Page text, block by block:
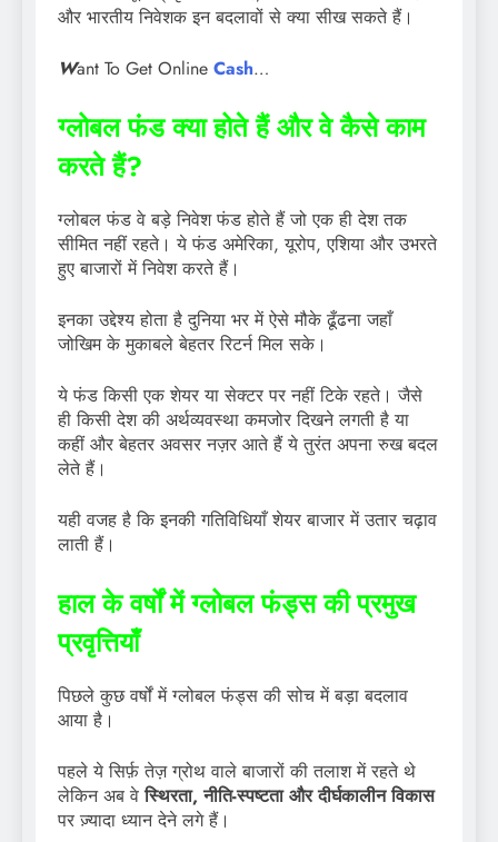
और भारतीय निवेशक इन बदलावों से क्या सीख सकते हैं।
Want To Get Online Cash…
ग्लोबल फंड क्या होते हैं और वे कैसे काम
करते हैं?
ग्लोबल फंड वे बड़े निवेश फंड होते हैं जो एक ही देश तक
सीमित नहीं रहते। ये फंड अमेरिका, यूरोप, एशिया और उभरते
हुए बाजारों में निवेश करते हैं।
इनका उद्देश्य होता है दुनिया भर में ऐसे मौके ढूँढना जहाँ
जोखिम के मुकाबले बेहतर रिटर्न मिल सके।
ये फंड किसी एक शेयर या सेक्टर पर नहीं टिके रहते। जैसे
ही किसी देश की अर्थव्यवस्था कमजोर दिखने लगती है या
कहीं और बेहतर अवसर नज़र आते हैं ये तुरंत अपना रुख बदल
लेते हैं।
यही वजह है कि इनकी गतिविधियाँ शेयर बाजार में उतार चढ़ाव
लाती हैं।
हाल के वर्षों में ग्लोबल फंड्स की प्रमुख
प्रवृत्तियाँ
पिछले कुछ वर्षों में ग्लोबल फंड्स की सोच में बड़ा बदलाव
आया है।
पहले ये सिर्फ़ तेज़ ग्रोथ वाले बाजारों की तलाश में रहते थे
लेकिन अब वेस्थिरता, नीति-स्पष्टता और दीर्घकालीन विकास
पर ज़्यादा ध्यान देने लगे हैं।